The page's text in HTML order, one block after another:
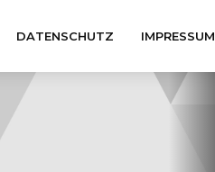
DATENSCHUTZ IMPRESSUM